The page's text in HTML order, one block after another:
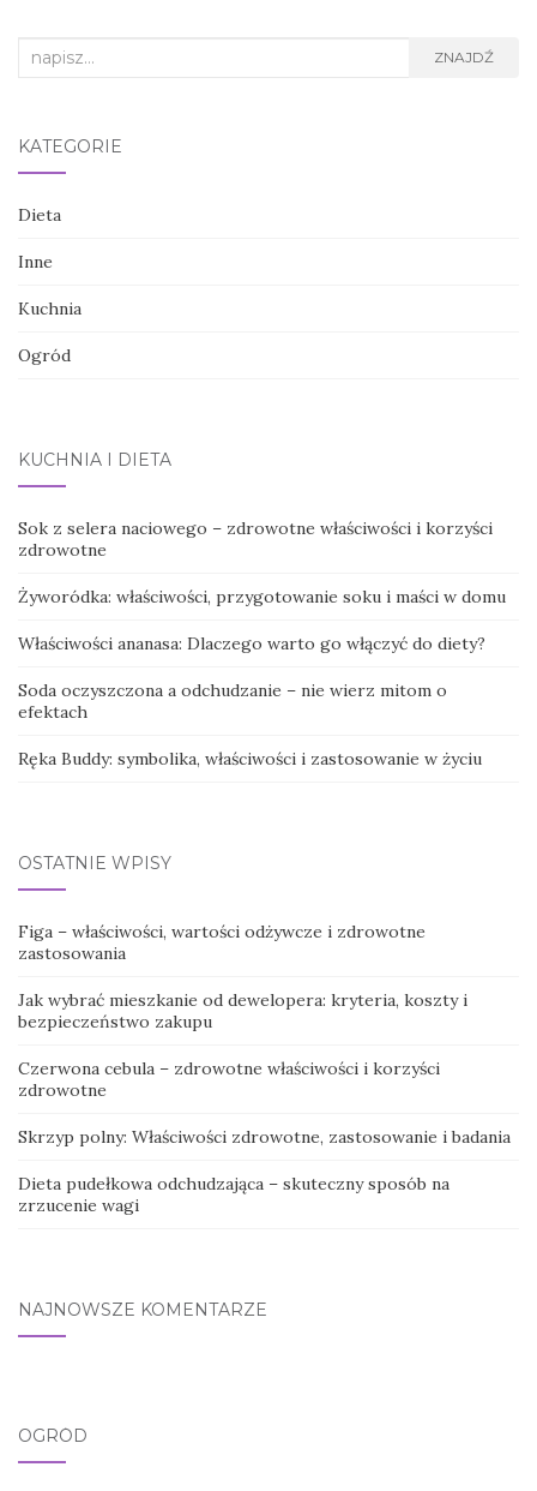
Search
ZNAJDŹ
KATEGORIE
Dieta
Inne
Kuchnia
Ogród
KUCHNIA I DIETA
Sok z selera naciowego – zdrowotne właściwości i korzyści
zdrowotne
Żyworódka: właściwości, przygotowanie soku i maści w domu
Właściwości ananasa: Dlaczego warto go włączyć do diety?
Soda oczyszczona a odchudzanie – nie wierz mitom o
efektach
Ręka Buddy: symbolika, właściwości i zastosowanie w życiu
OSTATNIE WPISY
Figa – właściwości, wartości odżywcze i zdrowotne
zastosowania
Jak wybrać mieszkanie od dewelopera: kryteria, koszty i
bezpieczeństwo zakupu
Czerwona cebula – zdrowotne właściwości i korzyści
zdrowotne
Skrzyp polny: Właściwości zdrowotne, zastosowanie i badania
Dieta pudełkowa odchudzająca – skuteczny sposób na
zrzucenie wagi
NAJNOWSZE KOMENTARZE
OGRÓD